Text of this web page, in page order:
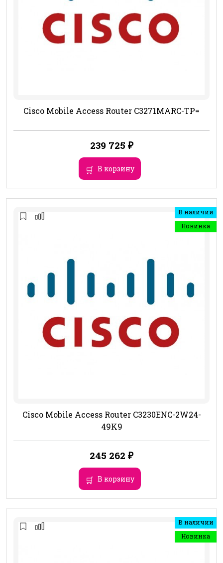
Cisco Mobile Access Router C3271MARC-TP=
239 725 ₽
В корзину
В наличии
Новинка
Cisco Mobile Access Router C3230ENC-2W24-
49K9
245 262 ₽
В корзину
В наличии
Новинка